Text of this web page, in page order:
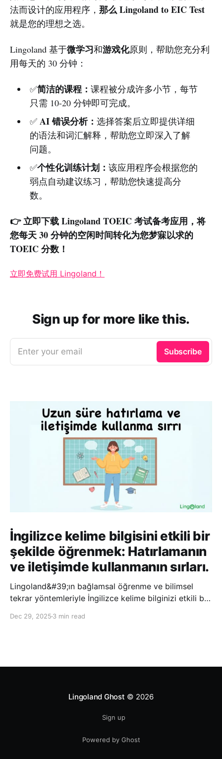
法而设计的应用程序， 那么 Lingoland to EIC Test
就是您的理想之选。
Lingoland 基于微学习和游戏化原则，帮助您充分利
用每天的 30 分钟：
✅简洁的课程： 课程被分成许多小节，每节
只需 10-20 分钟即可完成。
✅ AI 错误分析： 选择答案后立即提供详细
的语法和词汇解释，帮助您立即深入了解
问题。
✅个性化训练计划： 该应用程序会根据您的
弱点自动建议练习，帮助您快速提高分
数。
👉 立即下载 Lingoland TOEIC 考试备考应用，将
您每天 30 分钟的空闲时间转化为您梦寐以求的
TOEIC 分数！
立即免费试用 Lingoland！
Sign up for more like this.
Enter your email Subscribe
İngilizce kelime bilgisini etkili bir
şekilde öğrenmek: Hatırlamanın
ve iletişimde kullanmanın sırları.
Lingoland&#39;ın bağlamsal öğrenme ve bilimsel
tekrar yöntemleriyle İngilizce kelime bilginizi etkili bir
hatırlayabilir ve daha doğal bir şekilde iletişim
Dec 29, 2025 3 min read
Lingoland Ghost © 2026
Sign up
Powered by Ghost